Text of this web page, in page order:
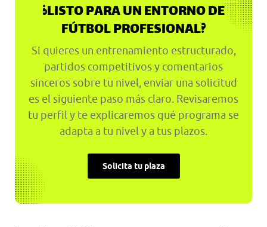
¿LISTO PARA UN ENTORNO DE
FÚTBOL PROFESIONAL?
Si quieres un entrenamiento estructurado,
partidos competitivos y comentarios
sinceros sobre tu nivel, enviar una solicitud
es el siguiente paso más claro. Revisaremos
tu perfil y te explicaremos qué programa se
adapta a tu nivel y a tus plazos.
Solicita tu plaza